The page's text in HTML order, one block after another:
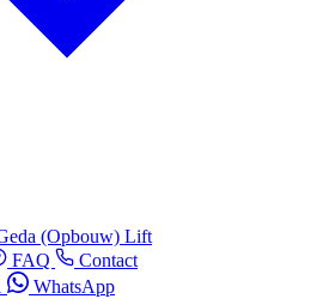
(Opbouw) Lift
FAQ
Contact
WhatsApp